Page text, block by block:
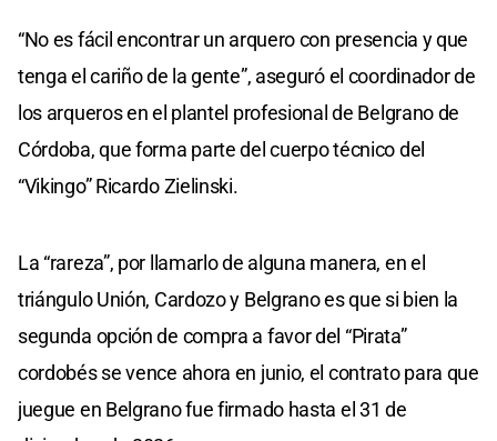
“No es fácil encontrar un arquero con presencia y que
tenga el cariño de la gente”, aseguró el coordinador de
los arqueros en el plantel profesional de Belgrano de
Córdoba, que forma parte del cuerpo técnico del
“Vikingo” Ricardo Zielinski.
La “rareza”, por llamarlo de alguna manera, en el
triángulo Unión, Cardozo y Belgrano es que si bien la
segunda opción de compra a favor del “Pirata”
cordobés se vence ahora en junio, el contrato para que
juegue en Belgrano fue firmado hasta el 31 de